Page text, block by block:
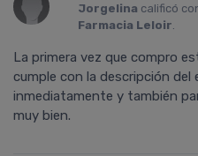
Jorgelina calificó
Farmacia Leloir.
La primera vez que compro
cumple con la descripción del
inmediatamente y también
muy bien.